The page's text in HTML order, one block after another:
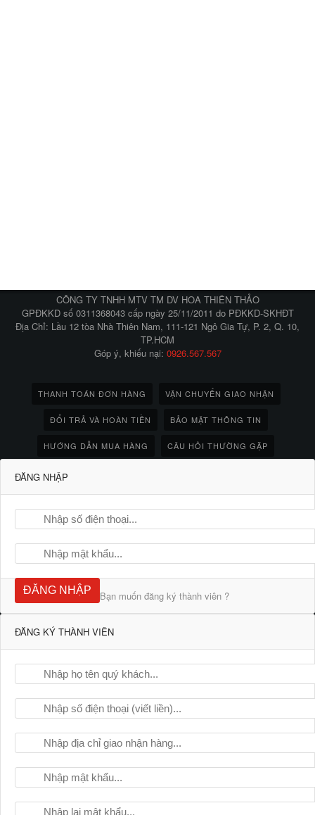
CÔNG TY TNHH MTV TM DV HOA THIÊN THẢO
GPĐKKD số 0311368043 cấp ngày 25/11/2011 do PĐKKD-SKHĐT
Địa Chỉ: Lầu 12 tòa Nhà Thiên Nam, 111-121 Ngô Gia Tự, P. 2, Q. 10,
TP.HCM
Góp ý, khiếu nại: 0926.567.567
THANH TOÁN ĐƠN HÀNG VẬN CHUYỂN GIAO NHẬN
ĐỔI TRẢ VÀ HOÀN TIỀN BẢO MẬT THÔNG TIN
HƯỚNG DẪN MUA HÀNG CÂU HỎI THƯỜNG GẶP
ĐĂNG NHẬP
ĐĂNG NHẬP Bạn muốn đăng ký thành viên ?
ĐĂNG KÝ THÀNH VIÊN